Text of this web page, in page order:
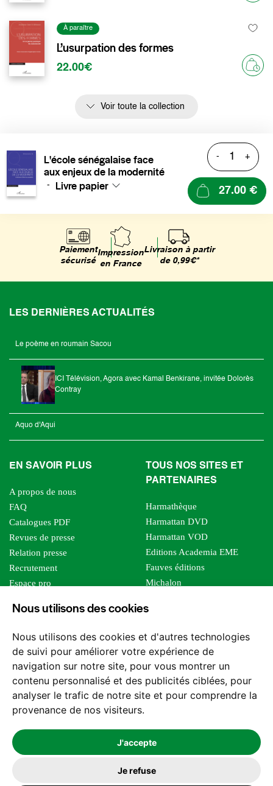
Nous utilisons des cookies
Nous utilisons des cookies et d'autres technologies
de suivi pour améliorer votre expérience de
navigation sur notre site, pour vous montrer un
contenu personnalisé et des publicités ciblées, pour
analyser le trafic de notre site et pour comprendre la
provenance de nos visiteurs.
J'accepte
Je refuse
À paraître
L’usurpation des formes
22.00€
Voir toute la collection
L'école sénégalaise face
aux enjeux de la modernité
- Livre papier
- +
27.00 €
Paiement
sécurisé
Impression
en France
Livraison à partir
de 0,99€*
LES DERNIÈRES ACTUALITÉS
Le poème en roumain Sacou
ICI Télévision, Agora avec Kamal Benkirane, invitée Dolorès
Contray
Aquo d'Aqui
EN SAVOIR PLUS
A propos de nous
FAQ
Catalogues PDF
Revues de presse
Relation presse
Recrutement
Espace pro
Foreign rights
TOUS NOS SITES ET
PARTENAIRES
Harmathèque
Harmattan DVD
Harmattan VOD
Editions Academia EME
Fauves éditions
Michalon
Editions Sutton
Les impliqués
Tous les éditeurs
Tous nos auteurs
Nos structures
Nous contacter